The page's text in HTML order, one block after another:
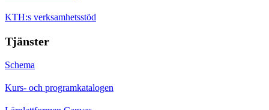
KTH:s verksamhetsstöd
Tjänster
Schema
Kurs- och programkatalogen